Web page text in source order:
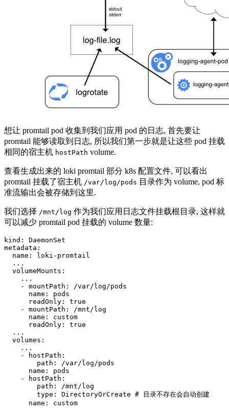
想让 promtail pod 收集到我们应用 pod 的日志, 首先要让
promtail 能够读取到日志, 所以我们第一步就是让这些 pod 挂载
相同的宿主机 hostPath volume.
查看生成出来的 loki promtail 部分 k8s 配置文件, 可以看出
promtail 挂载了宿主机 /var/log/pods 目录作为 volume, pod 标
准流输出会被存储到这里.
我们选择 /mnt/log 作为我们应用日志文件挂载根目录, 这样就
可以减少 promtail pod 挂载的 volume 数量:
kind :
DaemonSet
metadata :
name :
loki-promtail
...
volumeMounts :
...
- mountPath :
/var/log/pods
name :
pods
readOnly :
true
- mountPath :
/mnt/log
name :
custom
readOnly :
true
...
volumes :
...
-
hostPath :
path :
/var/log/pods
name :
pods
-
hostPath :
path :
/mnt/log
type : DirectoryOrCreate # 目录不存在会自动创建
name : custom